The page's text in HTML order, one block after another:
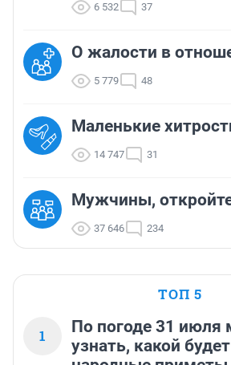
6 532 37
О жалости в
5 779 48
Маленькие
14 747 31
Мужчины,
37 646 234
ТОП 5
1
По погоде 31
узнать, какой